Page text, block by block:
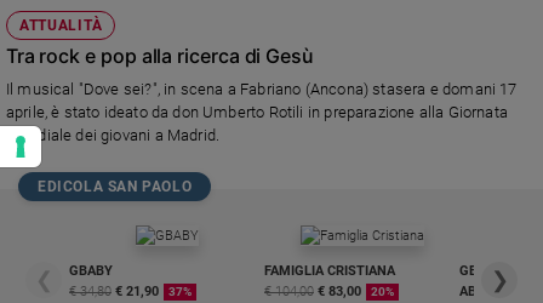
ATTUALITÀ
Tra rock e pop alla ricerca di Gesù
Il musical "Dove sei?", in scena a Fabriano (Ancona) stasera e domani 17
aprile, è stato ideato da don Umberto Rotili in preparazione alla Giornata
mondiale dei giovani a Madrid.
EDICOLA SAN PAOLO
❮
GBABY
€ 34,80 € 21,90 37%
FAMIGLIA CRISTIANA
€ 104,00 € 83,00 20%
GBABY
❯